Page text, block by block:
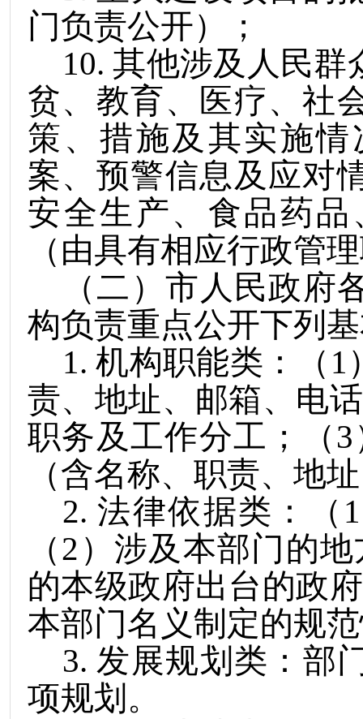
门负责公开）；
10.其他涉及人民群
贫、教育、医疗、社
策、措施及其实施
案、预警信息及应对
安全生产、食品药
（由具有相应行政管
（二）市人民政府
构负责重点公开下列
1.机构职能类：（ 1
责、地址、邮箱、 电
职务及工作分工；（3
（含名称、职责、地
2.法律依据类：（ 1
（2 ）涉及本部门的
的本级政府出台的政
本部门名义制定的规
3. 发展规划类：部
项规划。